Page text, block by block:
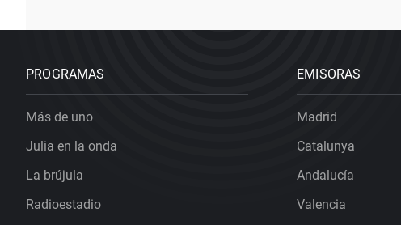
PROGRAMAS
Más de uno
Julia en la onda
La brújula
Radioestadio
EMISORAS
Madrid
Catalunya
Andalucía
Valencia